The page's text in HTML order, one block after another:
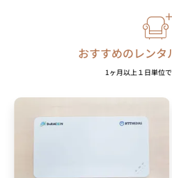
おすすめのレンタ
1ヶ月以上１日単位